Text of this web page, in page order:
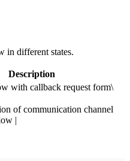
in different states.
Description
with callback request form\
of communication channel
|